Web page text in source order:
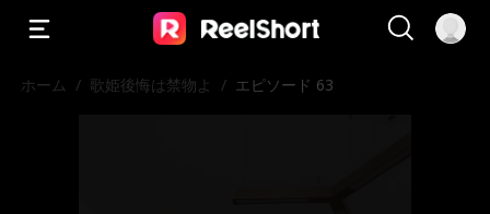
ホーム / 歌姫後悔は禁物よ / エピソード 63